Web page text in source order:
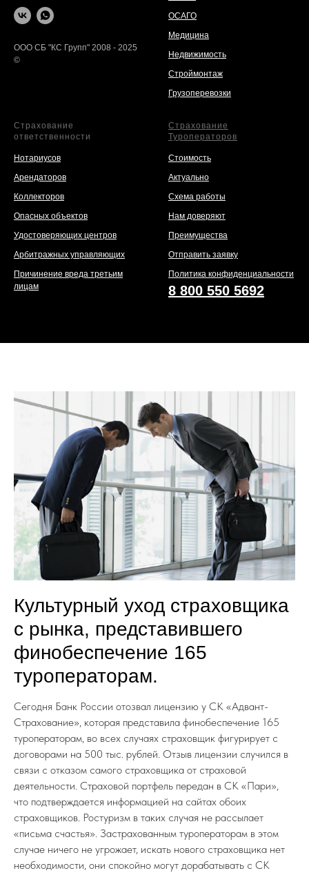
ООО СБ "КС Групп" 2008 - 2025
©
ОСАГО
Медицина
Недвижимость
Строймонтаж
Грузоперевозки
Страхование
ответственности
Нотариусов
Арендаторов
Коллекторов
Опасных объектов
Удостоверяющих центров
Арбитражных управляющих
Причинение вреда третьим
лицам
Страхование
Туроператоров
Стоимость
Актуально
Схема работы
Нам доверяют
Преимущества
Отправить заявку
Политика конфиденциальности
8 800 550 5692
Культурный уход страховщика
с рынка, представившего
финобеспечение 165
туроператорам.
Сегодня Банк России отозвал лицензию у СК «Адвант-
Страхование», которая представила финобеспечение 165
туроператорам, во всех случаях страховщик фигурирует с
договорами на 500 тыс. рублей. Отзыв лицензии случился в
связи с отказом самого страховщика от страховой
деятельности. Страховой портфель передан в СК «Пари»,
что подтверждается информацией на сайтах обоих
страховщиков. Ростуризм в таких случая не рассылает
«письма счастья». Застрахованным туроператорам в этом
случае ничего не угрожает, искать нового страховщика нет
необходимости, они спокойно могут дорабатывать с СК